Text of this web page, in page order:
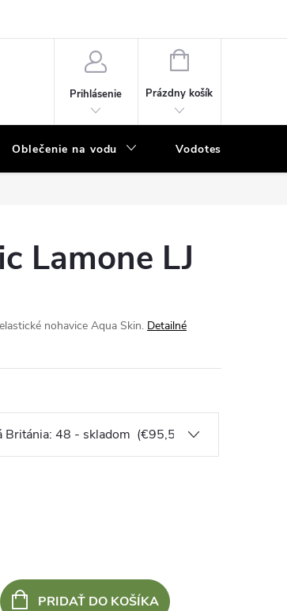
Prihlásenie
NÁKUPNÝ
Prázdny košík
Oblečenie na vodu Vodotesný program
Lamone LJ
nohavice Aqua Skin. Detailné
PRIDAŤ DO KOŠÍKA